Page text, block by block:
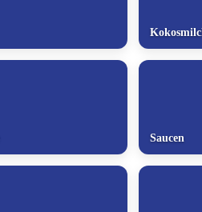
Saucen